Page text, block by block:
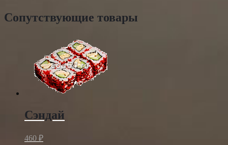
Сопутствующие товары
Сэндай
460 ₽